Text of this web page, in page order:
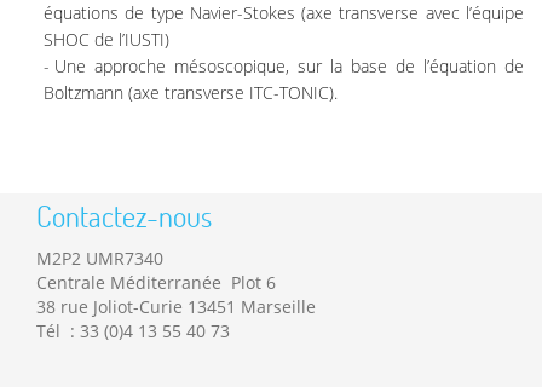
équations de type Navier-Stokes (axe transverse avec l’équipe
SHOC de l’IUSTI)
Une approche mésoscopique, sur la base de l’équation de
Boltzmann (axe transverse ITC-TONIC).
Contactez-nous
M2P2 UMR7340
Centrale Méditerranée Plot 6
38 rue Joliot-Curie 13451 Marseille
Tél : 33 (0)4 13 55 40 73